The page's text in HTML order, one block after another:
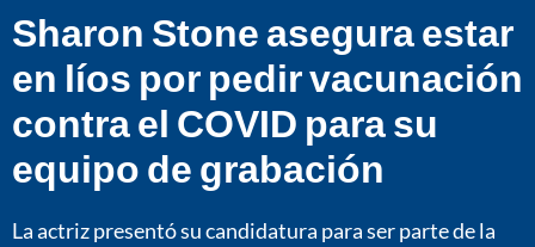
Sharon Stone asegura estar
en líos por pedir vacunación
contra el COVID para su
equipo de grabación
La actriz presentó su candidatura para ser parte de la